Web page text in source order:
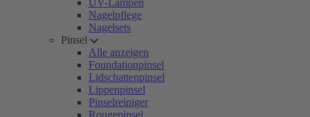
UV-Lampen
Nagelpflege
Nagelsets
Pinsel
Alle anzeigen
Foundationpinsel
Lidschattenpinsel
Lippenpinsel
Pinselreiniger
Rougepinsel